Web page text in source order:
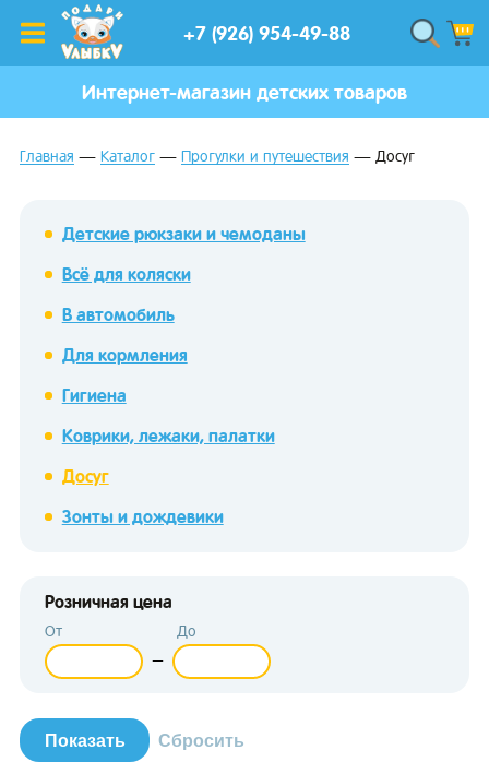
+7 (926) 954-49-88
Интернет-магазин детских товаров
Главная Каталог Прогулки и путешествия Досуг
Детские рюкзаки и чемоданы
Всё для коляски
В автомобиль
Для кормления
Гигиена
Коврики, лежаки, палатки
Досуг
Зонты и дождевики
Розничная цена
От
—
До